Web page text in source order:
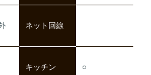
ネット回線
キッチン ○